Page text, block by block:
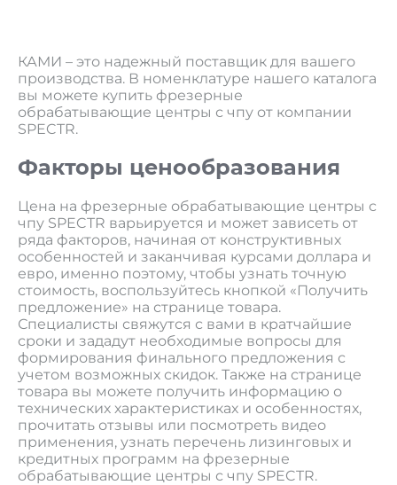
КАМИ – это надежный поставщик для вашего
производства. В номенклатуре нашего каталога
вы можете купить фрезерные
обрабатывающие центры с чпу от компании
SPECTR.
Факторы ценообразования
Цена на фрезерные обрабатывающие центры с
чпу SPECTR варьируется и может зависеть от
ряда факторов, начиная от конструктивных
особенностей и заканчивая курсами доллара и
евро, именно поэтому, чтобы узнать точную
стоимость, воспользуйтесь кнопкой «Получить
предложение» на странице товара.
Специалисты свяжутся с вами в кратчайшие
сроки и зададут необходимые вопросы для
формирования финального предложения с
учетом возможных скидок. Также на странице
товара вы можете получить информацию о
технических характеристиках и особенностях,
прочитать отзывы или посмотреть видео
применения, узнать перечень лизинговых и
кредитных программ на фрезерные
обрабатывающие центры с чпу SPECTR.